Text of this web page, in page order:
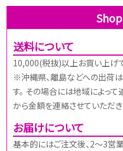
送料について
10,000(税抜)以上お買い上げ
※沖縄県、離島などへの出荷
す。 その場合には地域によっ
から金額を連絡させていただき
お届けについて
基本的にはご注文後、2～3営